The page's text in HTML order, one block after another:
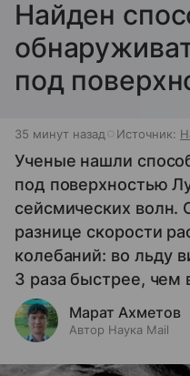
Найден
под
35 минут назад Источник:
Ученые нашли
под поверхностью
сейсмических
разнице скорости
колебаний: во льду
3 раза быстрее, чем
Марат Ахметов
Автор Наука Mail